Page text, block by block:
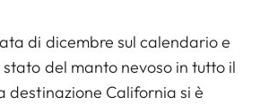
di dicembre sul calendario e
del manto nevoso in tutto il
destinazione California si è